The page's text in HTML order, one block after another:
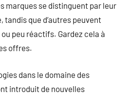
marques se distinguent par leur
que d’autres peuvent
peu réactifs. Gardez cela à
offres.
dans le domaine des
introduit de nouvelles